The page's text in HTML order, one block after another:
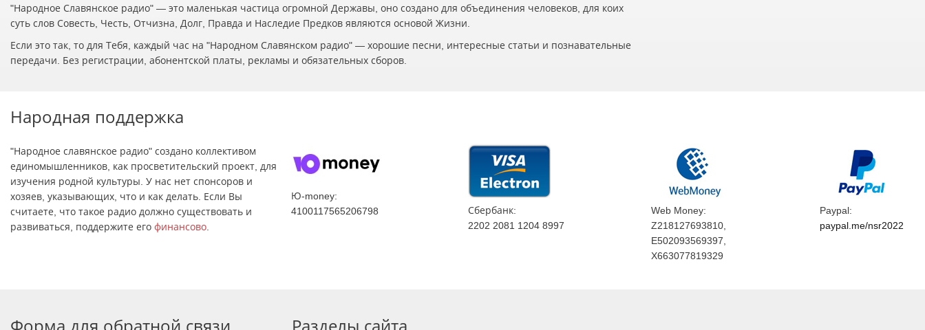
"Народное Славянское радио" — это маленькая частица огромной Державы, оно создано для объединения человеков, для коих
суть слов Совесть, Честь, Отчизна, Долг, Правда и Наследие Предков являются основой Жизни.
Если это так, то для Тебя, каждый час на "Народном Славянском радио" — хорошие песни, интересные статьи и познавательные
передачи. Без регистрации, абонентской платы, рекламы и обязательных сборов.
Народная поддержка
"Народное славянское радио" создано коллективом
единомышленников, как просветительский проект, для
изучения родной культуры. У нас нет спонсоров и
хозяев, указывающих, что и как делать. Если Вы
считаете, что такое радио должно существовать и
развиваться, поддержите его финансово
Ю-money:
4100117565206798
Сбербанк:
2202 2081 1204 8997
Web Money:
Z218127693810,
E502093569397,
X663077819329
Paypal:
paypal.me/nsr2022